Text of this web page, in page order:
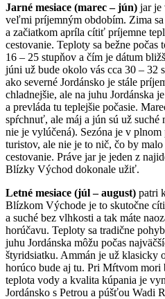
Jarné mesiace (marec – jún) jar je
veľmi príjemným obdobím. Zima
a začiatkom apríla cítiť príjemne
cestovanie. Teploty sa bežne
16 – 25 stupňov a čím je dátum
júni už bude okolo vás cca 30 – 32
ako severné Jordánsko je stále
chladnejšie, ale na juhu Jordánska
a prevláda tu teplejšie počasie.
spŕchnuť, ale máj a jún sú už suché
nie je vylúčená). Sezóna je v
turistov, ale nie je to nič, čo by
cestovanie. Práve jar je jeden z
Blízky Východ dokonale užiť.
Letné mesiace (júl – august) patri
Blízkom Východe je to skutočne
a suché bez vlhkosti a tak máte
horúčavu. Teploty sa tradične
juhu Jordánska môžu počas
štyridsiatku. Ammán je už klasicky
horúco bude aj tu. Pri Mŕtvom mori
teplota vody a kvalita kúpania je
Jordánsko s Petrou a púšťou Wadi